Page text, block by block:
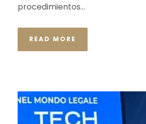
procedimientos...
READ MORE